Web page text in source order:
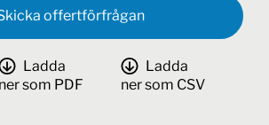
offertförfrågan
Ladda
ner som PDF
Ladda
ner som CSV